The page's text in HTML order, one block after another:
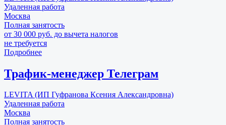
Удаленная работа
Москва
Полная занятость
от 30 000 руб. до вычета налогов
не требуется
Подробнее
Трафик-менеджер Телеграм
LEVITA (ИП Гуфранова Ксения Александровна)
Удаленная работа
Москва
Полная занятость